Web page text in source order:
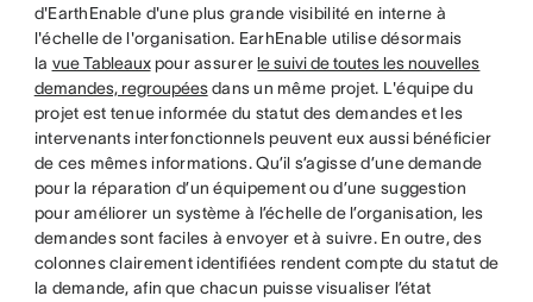
d'EarthEnable d'une plus grande visibilité en interne à
l'échelle de l'organisation. EarhEnable utilise désormais
la vue Tableauxpour assurer le suivi de toutes les nouvelles
demandes, regroupéesdans un même projet. L'équipe du
projet est tenue informée du statut des demandes et les
intervenants interfonctionnels peuvent eux aussi bénéficier
de ces mêmes informations. Qu’il s’agisse d’une demande
pour la réparation d’un équipement ou d’une suggestion
pour améliorer un système à l’échelle de l’organisation, les
demandes sont faciles à envoyer et à suivre. En outre, des
colonnes clairement identifiées rendent compte du statut de
la demande, afin que chacun puisse visualiser l’état